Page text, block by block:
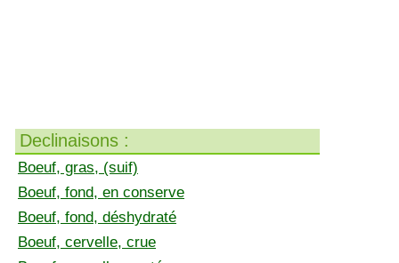
Declinaisons :
Boeuf, gras, (suif)
Boeuf, fond, en conserve
Boeuf, fond, déshydraté
Boeuf, cervelle, crue